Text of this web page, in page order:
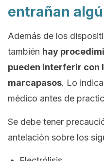
entrañan
Además de los
también hay
pueden interferir con
marcapasos. Lo
médico antes de
Se debe tener
antelación sobre los